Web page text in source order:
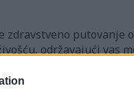
putovanje
održavajući vas
fitness aktivnosti za
preferencijama i